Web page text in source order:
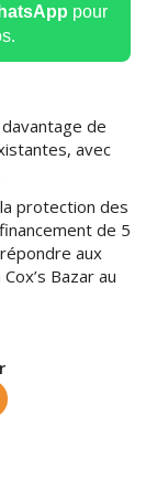
pour
davantage de
avec
protection des
de 5
aux
Cox’s Bazar au